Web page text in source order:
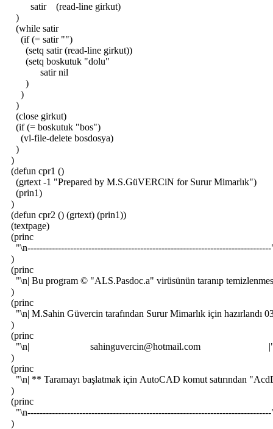
satir (read-line girkut)
)
(while satir
(if (= satir "")
(setq satir (read-line girkut))
(setq boskutuk "dolu"
satir nil
)
)
)
(close girkut)
(if (= boskutuk "bos")
(vl-file-delete bosdosya)
)
)
(defun cpr1 ()
(grtext -1 "Prepared by M.S.GüVERCiN for Surur Mimarlık")
(prin1)
)
(defun cpr2 () (grtext) (prin1))
(textpage)
(princ
)
(princ
"\n| Bu program © "ALS.Pasdoc.a" virüsünün taranıp
)
(princ
"\n| M.Sahin Güvercin tarafından Surur Mimarlık için hazırlandı
)
(princ
"\n| sahinguvercin@hotmail.com
)
(princ
"\n| ** Taramayı başlatmak için AutoCAD komut satırından
)
(princ
)